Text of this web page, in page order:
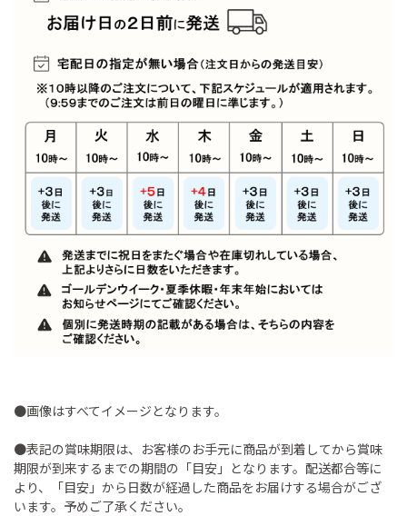
●画像はすべてイメージとなります。
●表記の賞味期限は、お客様のお手元に商品が到着してから賞味
期限が到来するまでの期間の「目安」となります。配送都合等に
より、「目安」から日数が経過した商品をお届けする場合がござ
います。予めご了承ください。